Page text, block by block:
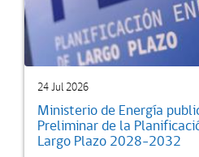
24 Jul 2026
Ministerio de Energía
Preliminar de la
Largo Plazo 2028-2032